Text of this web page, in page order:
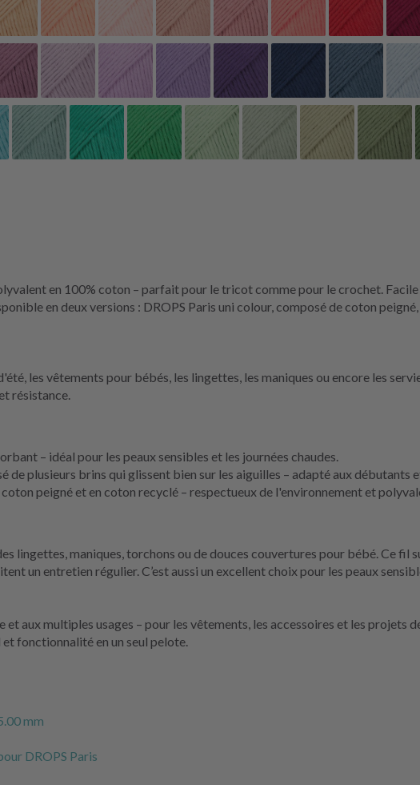
en 100% coton – parfait pour le tricot comme pour le crochet.
en deux versions : DROPS Paris uni colour, composé de coton
les vêtements pour bébés, les lingettes, les maniques ou encore les
résistance.
– idéal pour les peaux sensibles et les journées chaudes.
de plusieurs brins qui glissent bien sur les aiguilles – adapté aux débutants
peigné et en coton recyclé – respectueux de l'environnement et
lingettes, maniques, torchons ou de douces couvertures pour bébé. Ce fil
un entretien régulier. C’est aussi un excellent choix pour les peaux
aux multiples usages – pour les vêtements, les accessoires et les projets
fonctionnalité en un seul pelote.
mm
DROPS Paris